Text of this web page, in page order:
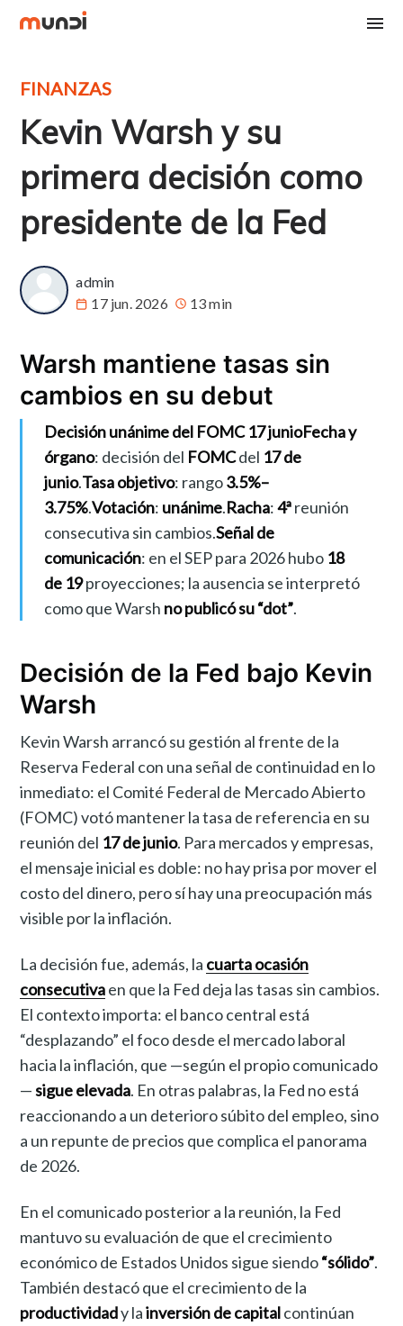
FINANZAS
Kevin Warsh y su
primera decisión como
presidente de la Fed
admin
17 jun. 2026
13 min
Warsh mantiene tasas sin
cambios en su debut
Decisión unánime del FOMC 17 junioFecha y
órgano: decisión del FOMCdel 17 de
junio.Tasa objetivo: rango3.5%–
3.75%.Votación: unánime.Racha:4ªreunión
consecutiva sin cambios.Señal de
comunicación: en el SEP para 2026 hubo 18
de 19proyecciones; la ausencia se interpretó
como que Warsh no publicó su “dot”.
Decisión de la Fed bajo Kevin
Warsh
Kevin Warsh arrancó su gestión al frente de la
Reserva Federal con una señal de continuidad en lo
inmediato: el Comité Federal de Mercado Abierto
(FOMC) votó mantener la tasa de referencia en su
reunión del 17 de junio. Para mercados y empresas,
el mensaje inicial es doble: no hay prisa por mover el
costo del dinero, pero sí hay una preocupación más
visible por la inflación.
La decisión fue, además, la cuarta ocasión
consecutivaen que la Fed deja las tasas sin cambios.
El contexto importa: el banco central está
“desplazando” el foco desde el mercado laboral
hacia la inflación, que —según el propio comunicado
—sigue elevada. En otras palabras, la Fed no está
reaccionando a un deterioro súbito del empleo, sino
a un repunte de precios que complica el panorama
de 2026.
En el comunicado posterior a la reunión, la Fed
mantuvo su evaluación de que el crecimiento
económico de Estados Unidos sigue siendo“sólido”.
También destacó que el crecimiento de la
productividady lainversión de capitalcontinúan